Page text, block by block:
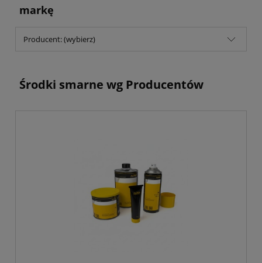
markę
Producent: (wybierz)
Środki smarne wg Producentów